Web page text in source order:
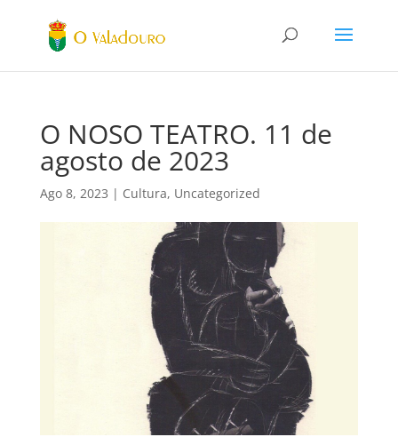
O NOSO TEATRO. 11 de
agosto de 2023
Ago 8, 2023 | Cultura, Uncategorized